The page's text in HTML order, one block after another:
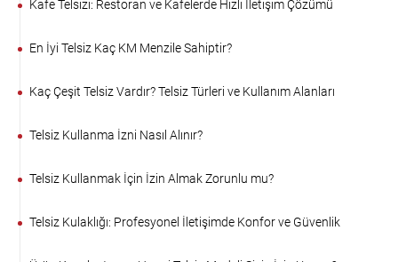
Kafe Telsizi: Restoran ve Kafelerde Hızlı İletişim Çözümü
En İyi Telsiz Kaç KM Menzile Sahiptir?
Kaç Çeşit Telsiz Vardır? Telsiz Türleri ve Kullanım Alanları
Telsiz Kullanma İzni Nasıl Alınır?
Telsiz Kullanmak İçin İzin Almak Zorunlu mu?
Telsiz Kulaklığı: Profesyonel İletişimde Konfor ve Güvenlik